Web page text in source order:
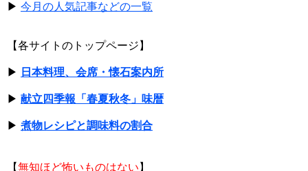
▶ 今月の人気記事などの一覧
【各サイトのトップページ】
▶ 日本料理、会席・懐石案内所
▶ 献立四季報「春夏秋冬」味暦
▶ 煮物レシピと調味料の割合
【無知ほど怖いものはない 】